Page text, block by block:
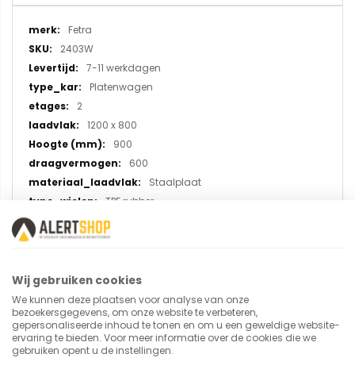
Meer
informatie
Fetra
2403W
7-11 werkdagen
Platenwagen
2
1200 x 800
900
600
Staalplaat
TPE rubber
U plaatst een review over:
Tafelwagen 2403W met laadvlak
van 1200x800 mm (opstaande
randen)
Wij gebruiken cookies
We kunnen deze plaatsen voor analyse van onze
bezoekersgegevens, om onze website te verbeteren,
gepersonaliseerde inhoud te tonen en om u een geweldige website-
ervaring te bieden. Voor meer informatie over de cookies die we
gebruiken opent u de instellingen.